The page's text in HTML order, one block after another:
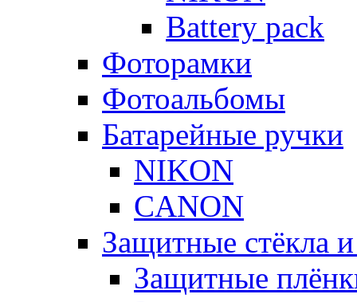
Battery pack
Фоторамки
Фотоальбомы
Батарейные ручки
NIKON
CANON
Защитные стёкла
Защитные